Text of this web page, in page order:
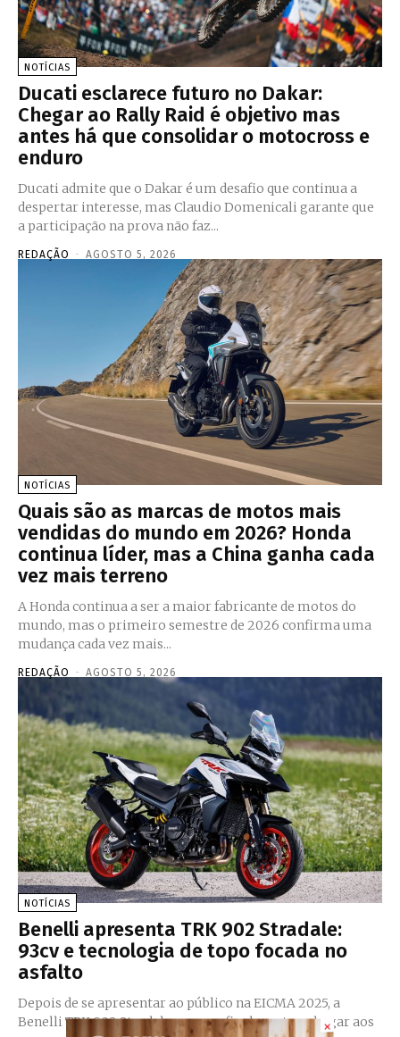
NOTÍCIAS
Ducati esclarece futuro no Dakar:
Chegar ao Rally Raid é objetivo mas
antes há que consolidar o motocross e
enduro
Ducati admite que o Dakar é um desafio que continua a
despertar interesse, mas Claudio Domenicali garante que
a participação na prova não faz...
REDAÇÃO - AGOSTO 5, 2026
NOTÍCIAS
Quais são as marcas de motos mais
vendidas do mundo em 2026? Honda
continua líder, mas a China ganha cada
vez mais terreno
A Honda continua a ser a maior fabricante de motos do
mundo, mas o primeiro semestre de 2026 confirma uma
mudança cada vez mais...
REDAÇÃO - AGOSTO 5, 2026
NOTÍCIAS
Benelli apresenta TRK 902 Stradale:
93cv e tecnologia de topo focada no
asfalto
Depois de se apresentar ao público na EICMA 2025, a
Benelli TRK 902 Stradale começa finalmente a chegar aos
×